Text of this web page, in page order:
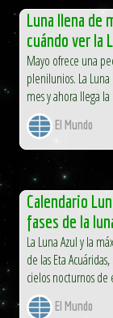
Luna llena de
cuándo ver la
Mayo ofrece una
plenilunios. La
mes y ahora llega
El Mundo
Calendario
fases de la
La Luna Azul y la
de las Eta
cielos nocturnos de
El Mundo